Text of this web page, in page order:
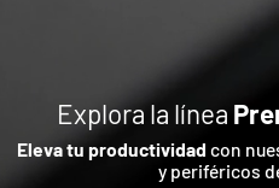
Explora la línea
Eleva tu productividad con
y periféricos